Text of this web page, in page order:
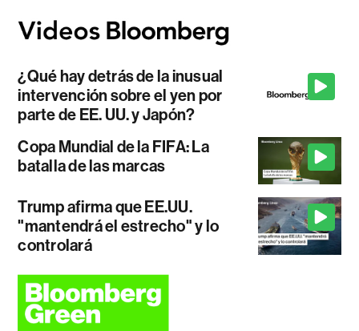
¿Qué hay detrás de la inusual
intervención sobre el yen por
parte de EE. UU. y Japón?
Copa Mundial de la FIFA: La
batalla de las marcas
Trump afirma que EE.UU.
"mantendrá el estrecho" y lo
controlará